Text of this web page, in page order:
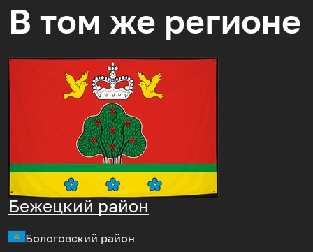
В том же регионе
Бежецкий район
Бологовский район